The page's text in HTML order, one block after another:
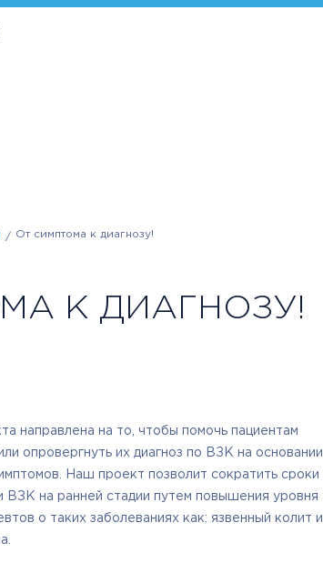
От симптома к диагнозу!
К ДИАГНОЗУ!
направлена на то, чтобы помочь пациентам
опровергнуть их диагноз по ВЗК на основании
Наш проект позволит сократить сроки
ВЗК на ранней стадии путем повышения уровня
о таких заболеваниях как: язвенный колит и